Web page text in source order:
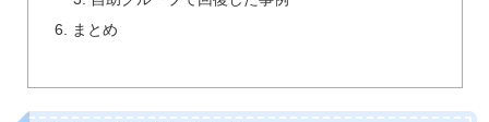
まとめ